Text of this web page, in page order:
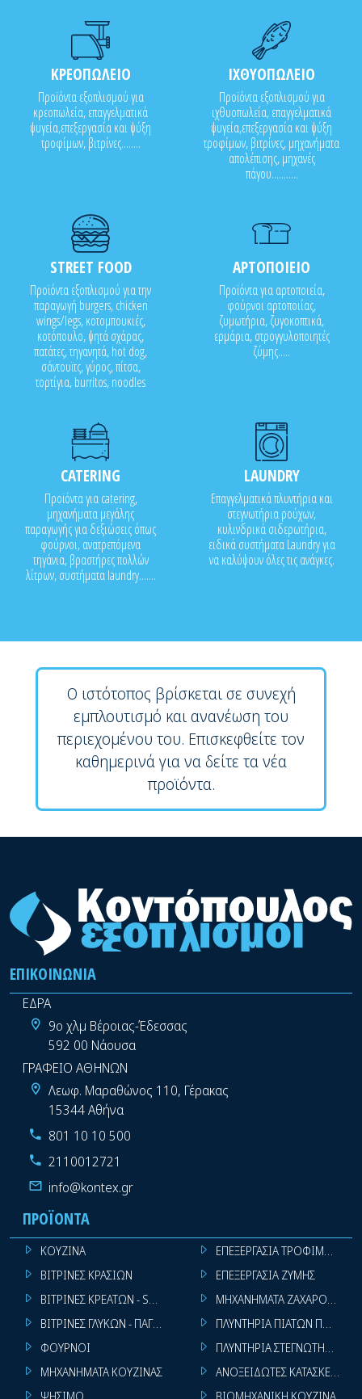
ΚΡΕΟΠΩΛΕΙΟ
Προϊόντα εξοπλισμού για
κρεοπωλεία, επαγγελματικά
ψυγεία,επεξεργασία και ψύξη
τροφίμων, βιτρίνες........
ΙΧΘΥΟΠΩΛΕΙΟ
Προϊόντα εξοπλισμού για
ιχθυοπωλεία, επαγγελματικά
ψυγεία,επεξεργασία και ψύξη
τροφίμων, βιτρίνες, μηχανήματα
απολέπισης, μηχανές
πάγου...........
STREET FOOD
Προϊόντα εξοπλισμού για την
παραγωγή burgers, chicken
wings/legs, κοτομπουκιές,
κοτόπουλο, ψητά σχάρας,
πατάτες, τηγανητά, hot dog,
σάντουϊτς, γύρος, πίτσα,
τορτίγια, burritos, noodles
ΑΡΤΟΠΟΙΕΙΟ
Προϊόντα για αρτοποιεία,
φούρνοι αρτοποιίας,
ζυμωτήρια, ζυγοκοπτικά,
ερμάρια, στρογγυλοποιητές
ζύμης.....
CATERING
Προϊόντα για catering,
μηχανήματα μεγάλης
παραγωγής για δεξιώσεις όπως
φούρνοι, ανατρεπόμενα
τηγάνια, βραστήρες πολλών
λίτρων, συστήματα laundry.......
LAUNDRY
Επαγγελματικά πλυντήρια και
στεγνωτήρια ρούχων,
κυλινδρικά σιδερωτήρια,
ειδικά συστήματα Laundry για
να καλύψουν όλες τις ανάγκες.
Ο ιστότοπος βρίσκεται σε συνεχή
εμπλουτισμό και ανανέωση του
περιεχομένου του. Επισκεφθείτε τον
καθημερινά για να δείτε τα νέα
προϊόντα.
ΕΠΙΚΟΙΝΩΝΊΑ
ΕΔΡΑ
9ο χλμ Βέροιας-Έδεσσας
592 00 Νάουσα
ΓΡΑΦΕΙΟ ΑΘΗΝΩΝ
Λεωφ. Μαραθώνος 110, Γέρακας
15344 Αθήνα
801 10 10 500
2110012721
info@kontex.gr
ΠΡΟΪΌΝΤΑ
ΚΟΥΖΙΝΑ
ΒΙΤΡΙΝΕΣ ΚΡΑΣΙΩΝ
ΒΙΤΡΙΝΕΣ ΚΡΕΑΤΩΝ - SUPER MARKET
ΒΙΤΡΙΝΕΣ ΓΛΥΚΩΝ - ΠΑΓΩΤΩΝ
ΦΟΥΡΝΟΙ
ΜΗΧΑΝΗΜΑΤΑ ΚΟΥΖΙΝΑΣ
ΕΠΕΞΕΡΓΑΣΙΑ ΤΡΟΦΙΜΩΝ
ΕΠΕΞΕΡΓΑΣΙΑ ΖΥΜΗΣ
ΜΗΧΑΝΗΜΑΤΑ
ΠΛΥΝΤΗΡΙΑ ΠΙΑΤΩΝ
ΠΛΥΝΤΗΡΙΑ ΣΤΕΓΝΩΤΗΡΙΑ
ΑΝΟΞΕΙΔΩΤΕΣ ΚΑΤΑΣΚΕΥΕΣ